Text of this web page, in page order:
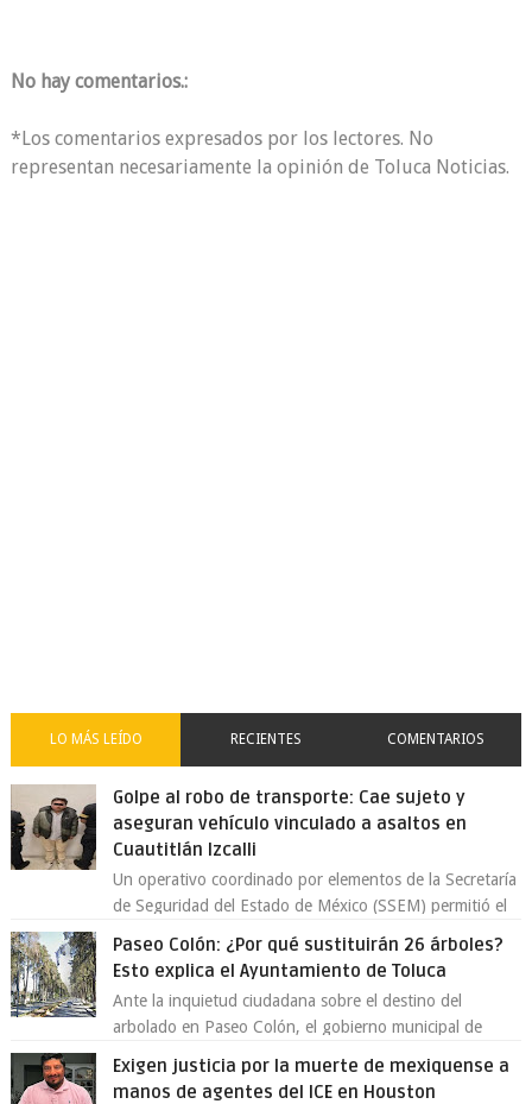
No hay comentarios.:
*Los comentarios expresados por los lectores. No
representan necesariamente la opinión de Toluca Noticias.
LO MÁS LEÍDO RECIENTES COMENTARIOS
Golpe al robo de transporte: Cae sujeto y
aseguran vehículo vinculado a asaltos en
Cuautitlán Izcalli
Un operativo coordinado por elementos de la Secretaría
de Seguridad del Estado de México (SSEM) permitió el
Paseo Colón: ¿Por qué sustituirán 26 árboles?
Esto explica el Ayuntamiento de Toluca
Ante la inquietud ciudadana sobre el destino del
arbolado en Paseo Colón, el gobierno municipal de
Exigen justicia por la muerte de mexiquense a
manos de agentes del ICE en Houston